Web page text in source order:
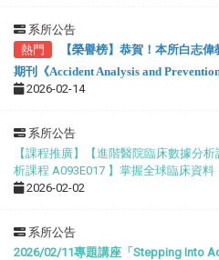
系所公告
熱門
【榮譽榜】恭賀！本所白志
期刊《Accident Analysis and
2026-02-14
系所公告
【課程推廣】【進階醫院臨床數據分
析課程 A093E017 】掌握全球臨床資料
2026-02-02
系所公告
2026/02/11專題講座「Stepping Into